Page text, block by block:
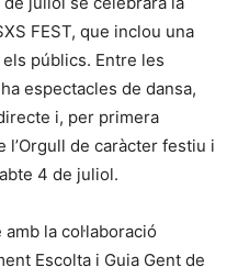
FEST, que inclou una
públics. Entre les
espectacles de dansa,
i, per primera
l’Orgull de caràcter festiu i
4 de juliol.
la col·laboració
Escolta i Guia Gent de